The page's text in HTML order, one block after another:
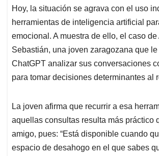
Hoy, la situación se agrava con el uso
herramientas de inteligencia artificial
emocional. A muestra de ello, el caso de
Sebastián, una joven zaragozana que
ChatGPT analizar sus conversaciones
para tomar decisiones determinantes al
La joven afirma que recurrir a esa
aquellas consultas resulta más práctico
amigo, pues: “Está disponible cuando
espacio de desahogo en el que sabes